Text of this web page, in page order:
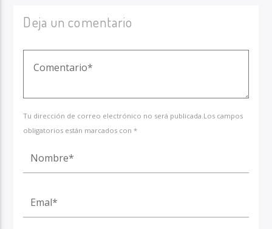
Deja un comentario
Tu dirección de correo electrónico no será publicada.Los campos
obligatorios están marcados con *